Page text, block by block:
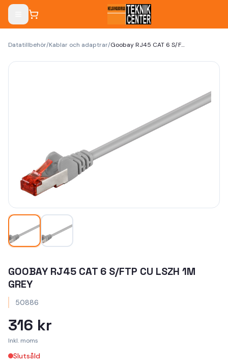
Datatillbehör/Kablar och adaptrar/ Goobay RJ45 CAT 6 S/FTP CU LSZH 1m Grey
GOOBAY RJ45 CAT 6 S/FTP CU LSZH 1M
GREY
50886
316 kr
Inkl. moms
Slutsåld